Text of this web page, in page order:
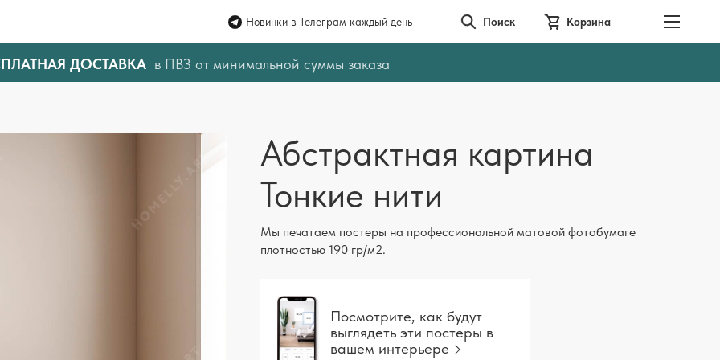
Новинки в Телеграм каждый день Поиск Корзина
ДОСТАВКА в ПВЗ от минимальной суммы заказа
Абстрактная картина
Тонкие нити
Мы печатаем постеры на профессиональной матовой фотобумаге
плотностью 190 гр/м2.
Посмотрите, как будут
выглядеть эти постеры в
вашем интерьере